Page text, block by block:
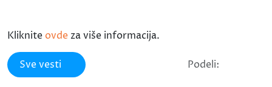
Kliknite ovde za više informacija.
Sve vesti Podeli: